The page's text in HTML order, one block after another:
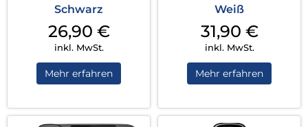
Schwarz
26,90 €
inkl. MwSt.
Mehr erfahren
Weiß
31,90 €
inkl. MwSt.
Mehr erfahren